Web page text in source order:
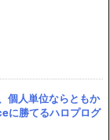
個人単位ならともか
に勝てるハロプログ